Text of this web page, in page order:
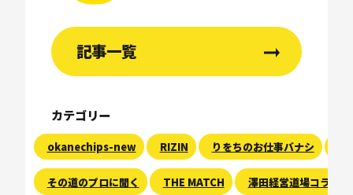
記事一覧
カテゴリー
okanechips-new RIZIN りをちのお仕事バナシ
その道のプロに聞く THE MATCH 澤田経営道場コラム